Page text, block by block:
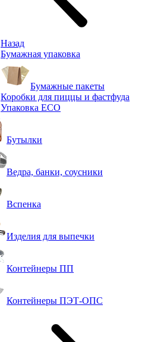
Назад
Бумажная упаковка
Бумажные пакеты
Коробки для пиццы и фастфуда
Упаковка ECO
Бутылки
Ведра, банки, соусники
Вспенка
Изделия для выпечки
Контейнеры ПП
Контейнеры ПЭТ-ОПС